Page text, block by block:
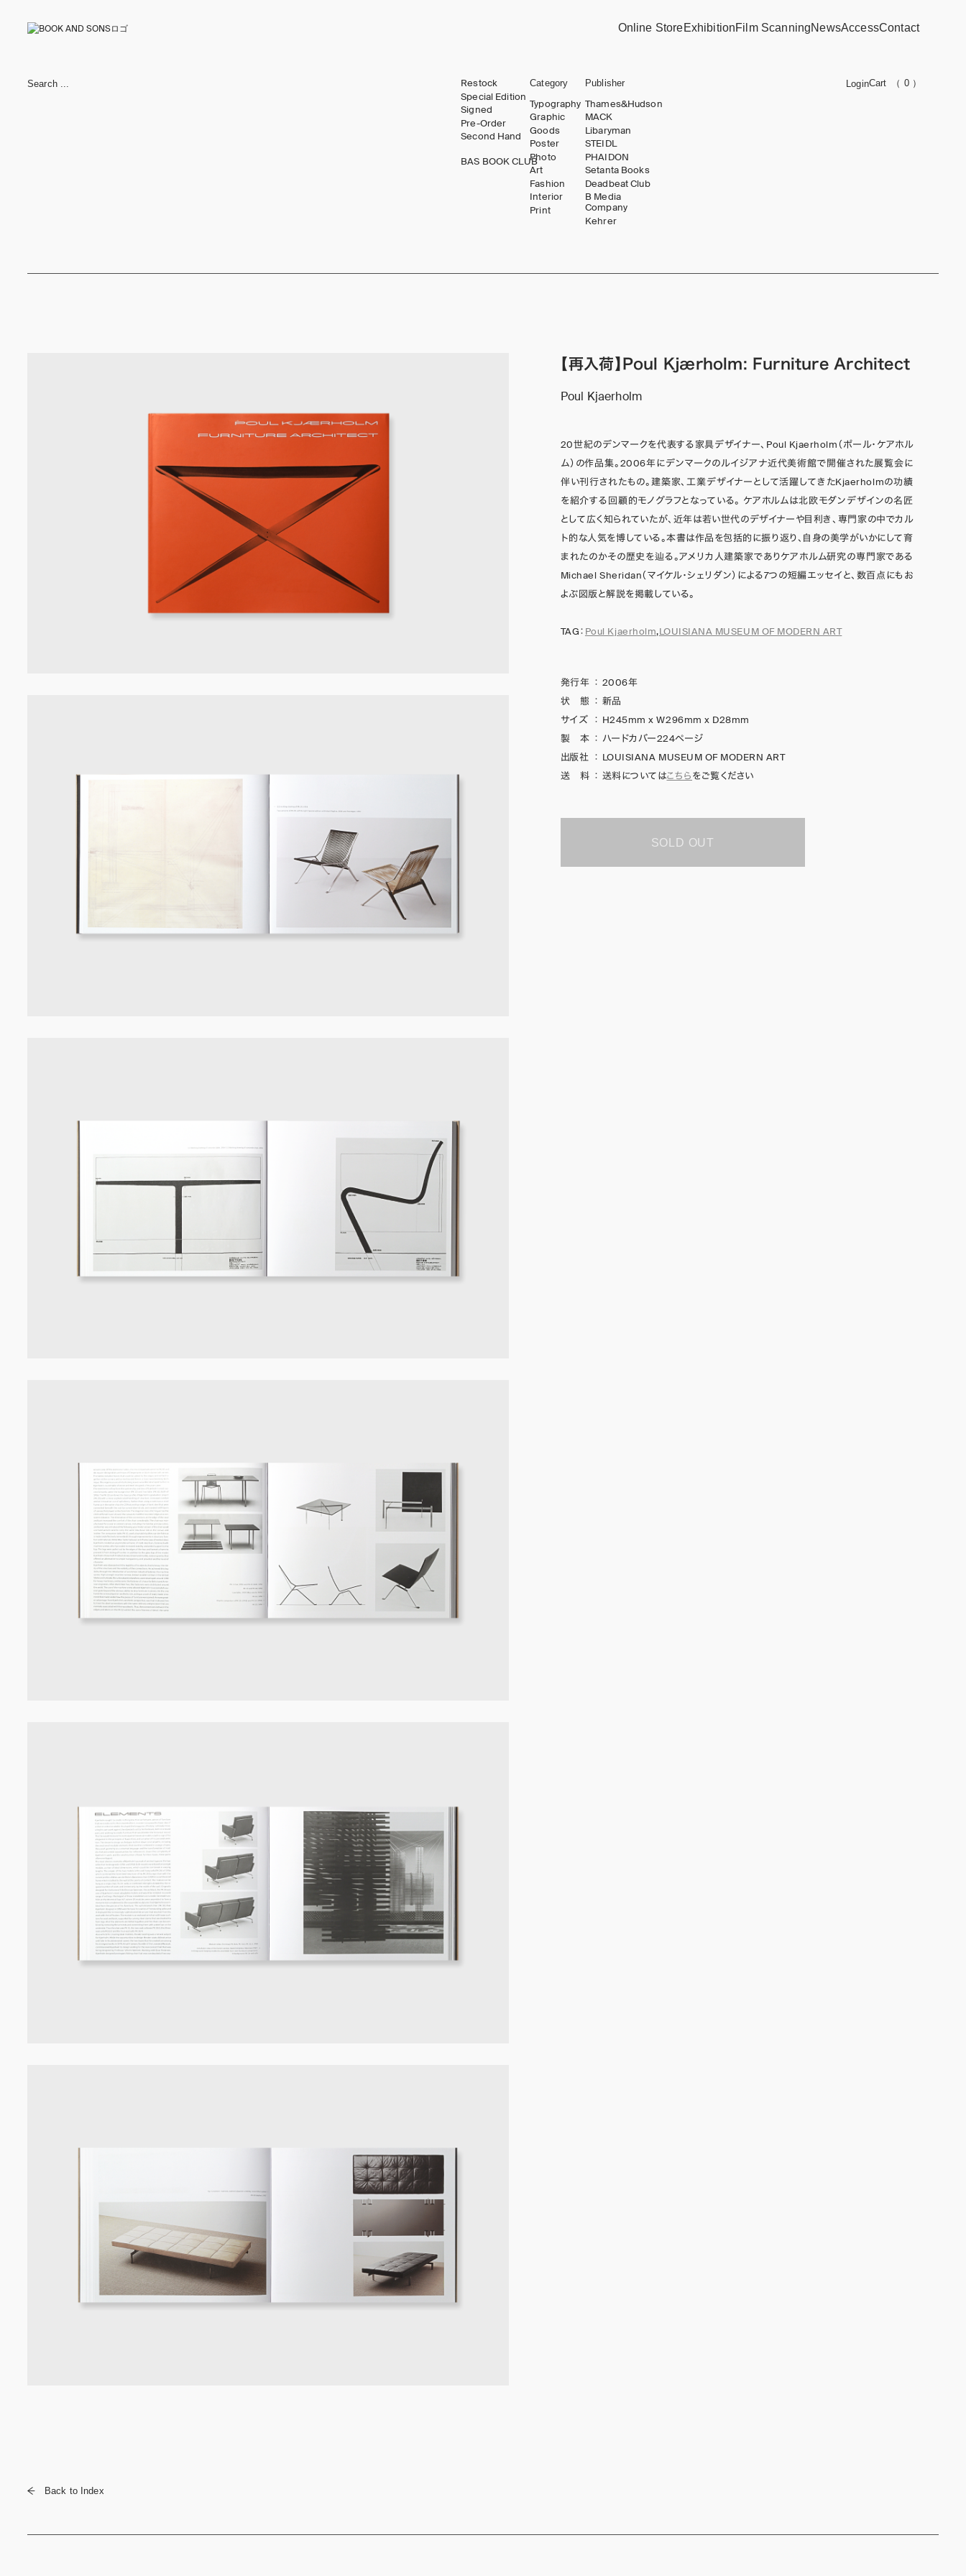
Online StoreExhibitionFilm ScanningNewsAccessContact
LoginCart （ 0 ）
Restock
Special Edition
Signed
Pre-Order
Second Hand
BAS BOOK CLUB
Category
Typography
Graphic
Goods
Poster
Photo
Art
Fashion
Interior
Print
Publisher
Thames&Hudson
MACK
Libaryman
STEIDL
PHAIDON
Setanta Books
Deadbeat Club
B Media
Company
Kehrer
【再入荷】Poul Kjærholm: Furniture Architect
Poul Kjaerholm
20世紀のデンマークを代表する家具デザイナー、Poul Kjaerholm（ポール・ケアホル
ム）の作品集。2006年にデンマークのルイジアナ近代美術館で開催された展覧会に
伴い刊行されたもの。建築家、工業デザイナーとして活躍してきたKjaerholmの功績
を紹介する回顧的モノグラフとなっている。 ケアホルムは北欧モダンデザインの名匠
として広く知られていたが、近年は若い世代のデザイナーや目利き、専門家の中でカル
ト的な人気を博している。本書は作品を包括的に振り返り、自身の美学がいかにして育
まれたのかその歴史を辿る。アメリカ人建築家でありケアホルム研究の専門家である
Michael Sheridan（マイケル・シェリダン）による7つの短編エッセイと、数百点にもお
よぶ図版と解説を掲載している。
TAG： Poul Kjaerholm,LOUISIANA MUSEUM OF MODERN ART
発行年 ： 2006年
状 態 ： 新品
サイズ
： H245mm x W296mm x D28mm
製 本 ： ハードカバー224ページ
出版社 ： LOUISIANA MUSEUM OF MODERN ART
送 料 ： 送料についてはこちらをご覧ください
SOLD OUT
Back to Index